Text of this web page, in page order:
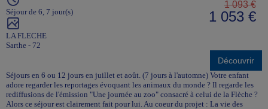
Séjour de 6, 7 jour(s)
LA FLECHE
Sarthe - 72
1 093 €
1 053 €
Découvrir
Séjours en 6 ou 12 jours en juillet et août. (7 jours à l'automne) Votre enfant
adore regarder les reportages évoquant les animaux du monde ? Il regarde les
rediffusions de l'émission "Une journée au zoo" consacré à celui de la Flèche ?
Alors ce séjour est clairement fait pour lui. Au coeur du projet : La vie des